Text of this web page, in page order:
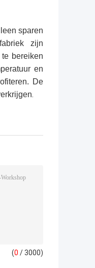
sparen
zijn
bereiken
en
De
.
(0 / 3000)